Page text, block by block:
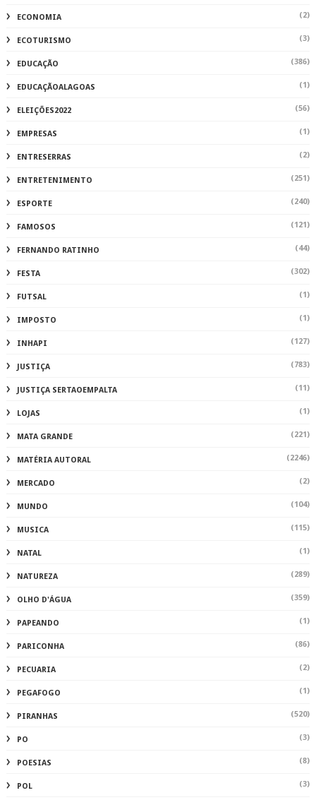
ECONOMIA (2)
ECOTURISMO (3)
EDUCAÇÃO (386)
EDUCAÇÃOALAGOAS (1)
ELEIÇÕES2022 (56)
EMPRESAS (1)
ENTRESERRAS (2)
ENTRETENIMENTO (251)
ESPORTE (240)
FAMOSOS (121)
FERNANDO RATINHO (44)
FESTA (302)
FUTSAL (1)
IMPOSTO (1)
INHAPI (127)
JUSTIÇA (783)
JUSTIÇA SERTAOEMPALTA (11)
LOJAS (1)
MATA GRANDE (221)
MATÉRIA AUTORAL (2246)
MERCADO (2)
MUNDO (104)
MUSICA (115)
NATAL (1)
NATUREZA (289)
OLHO D'ÁGUA (359)
PAPEANDO (1)
PARICONHA (86)
PECUARIA (2)
PEGAFOGO (1)
PIRANHAS (520)
PO (3)
POESIAS (8)
POL (3)